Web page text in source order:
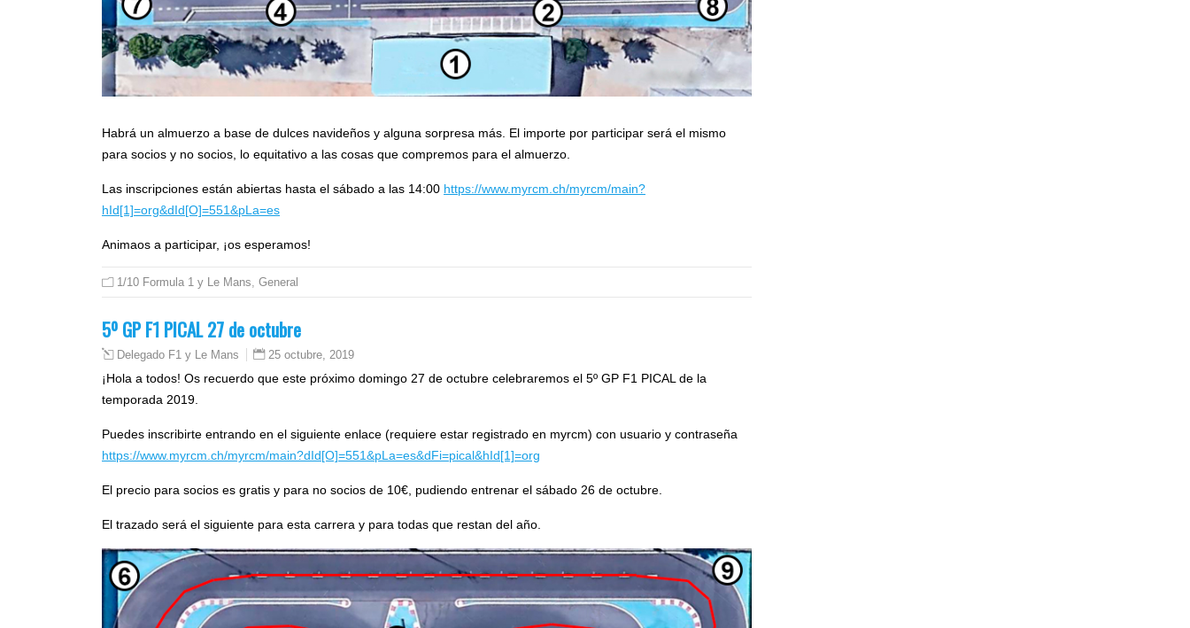
Habrá un almuerzo a base de dulces navideños y alguna sorpresa más. El importe por participar será el mismo
para socios y no socios, lo equitativo a las cosas que compremos para el almuerzo.
Las inscripciones están abiertas hasta el sábado a las 14:00 https://www.myrcm.ch/myrcm/main?
hId[1]=org&dId[O]=551&pLa=es
Animaos a participar, ¡os esperamos!
1/10 Formula 1 y Le Mans General
5º GP F1 PICAL 27 de octubre
Delegado F1 y Le Mans 25 octubre, 2019
¡Hola a todos! Os recuerdo que este próximo domingo 27 de octubre celebraremos el 5º GP F1 PICAL de la
temporada 2019.
Puedes inscribirte entrando en el siguiente enlace (requiere estar registrado en myrcm) con usuario y contraseña
https://www.myrcm.ch/myrcm/main?dId[O]=551&pLa=es&dFi=pical&hId[1]=org
El precio para socios es gratis y para no socios de 10€, pudiendo entrenar el sábado 26 de octubre.
El trazado será el siguiente para esta carrera y para todas que restan del año.